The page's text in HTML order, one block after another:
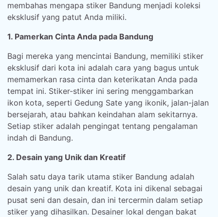
membahas mengapa stiker Bandung menjadi koleksi
eksklusif yang patut Anda miliki.
1. Pamerkan Cinta Anda pada Bandung
Bagi mereka yang mencintai Bandung, memiliki stiker
eksklusif dari kota ini adalah cara yang bagus untuk
memamerkan rasa cinta dan keterikatan Anda pada
tempat ini. Stiker-stiker ini sering menggambarkan
ikon kota, seperti Gedung Sate yang ikonik, jalan-jalan
bersejarah, atau bahkan keindahan alam sekitarnya.
Setiap stiker adalah pengingat tentang pengalaman
indah di Bandung.
2. Desain yang Unik dan Kreatif
Salah satu daya tarik utama stiker Bandung adalah
desain yang unik dan kreatif. Kota ini dikenal sebagai
pusat seni dan desain, dan ini tercermin dalam setiap
stiker yang dihasilkan. Desainer lokal dengan bakat